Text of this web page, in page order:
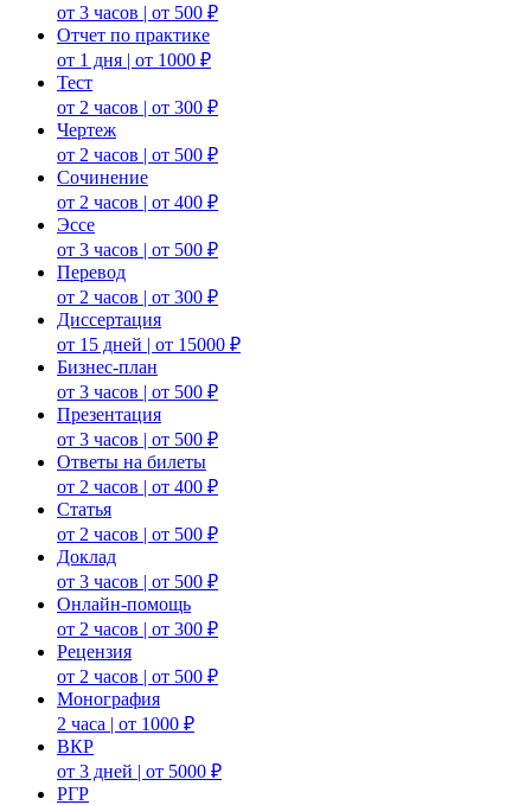
от 3 часов | от 500 ₽
Отчет по практике
от 1 дня | от 1000 ₽
Тест
от 2 часов | от 300 ₽
Чертеж
от 2 часов | от 500 ₽
Сочинение
от 2 часов | от 400 ₽
Эссе
от 3 часов | от 500 ₽
Перевод
от 2 часов | от 300 ₽
Диссертация
от 15 дней | от 15000 ₽
Бизнес-план
от 3 часов | от 500 ₽
Презентация
от 3 часов | от 500 ₽
Ответы на билеты
от 2 часов | от 400 ₽
Статья
от 2 часов | от 500 ₽
Доклад
от 3 часов | от 500 ₽
Онлайн-помощь
от 2 часов | от 300 ₽
Рецензия
от 2 часов | от 500 ₽
Монография
2 часа | от 1000 ₽
ВКР
от 3 дней | от 5000 ₽
РГР